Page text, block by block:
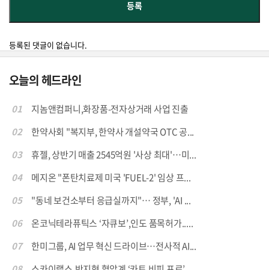
등록된 댓글이 없습니다.
오늘의 헤드라인
01
지놈앤컴퍼니,화장품-전자상거래 사업 진출
02
한약사회 "복지부, 한약사 개설약국 OTC 공...
03
휴젤, 상반기 매출 2545억원 '사상 최대'…미...
04
메지온 "폰탄치료제 미국 'FUEL-2' 임상 프...
05
"동네 보건소부터 응급실까지"… 정부, 'AI ...
06
온코닉테라퓨틱스 ‘자큐보’,인도 품목허가.....
07
한미그룹, AI 업무 혁신 드라이브…전사적 AI...